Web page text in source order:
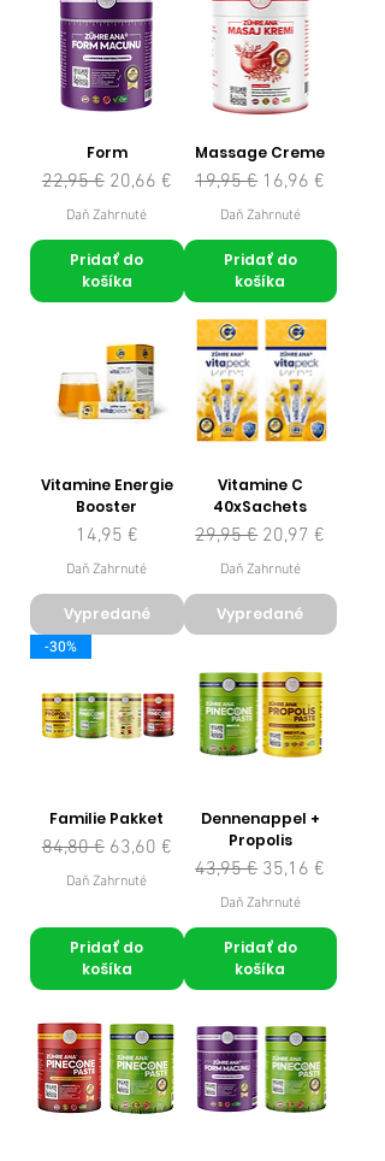
Form
Normálna cena
22,95 € Zľavnená cena
20,66 €
Daň Zahrnuté
Pridať do
košíka
Massage Creme
Normálna cena
19,95 € Zľavnená cena
16,96 €
Daň Zahrnuté
Pridať do
košíka
Vitamine Energie
Booster
Cena
14,95 €
Daň Zahrnuté
Vypredané
Vitamine C
40xSachets
Normálna cena
29,95 € Zľavnená cena
20,97 €
Daň Zahrnuté
Vypredané
-30%
Familie Pakket
Normálna cena
84,80 € Zľavnená cena
63,60 €
Daň Zahrnuté
Pridať do
košíka
Dennenappel +
Propolis
Normálna cena
43,95 € Zľavnená cena
35,16 €
Daň Zahrnuté
Pridať do
košíka